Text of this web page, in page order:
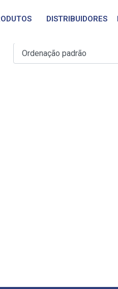
DISTRIBUIDORES